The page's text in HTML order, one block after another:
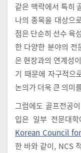
같은 맥락에서 특히
나의 종목을 대상으
점은 단순히 선수 육
한 다양한 분야의 전
은 현장과의 연계성
기 때문에 자구적으
논의가 더욱 큰 의미
그럼에도 골프전공
입은 일부 전문대
Korean Council
한 바와 같이, NCS